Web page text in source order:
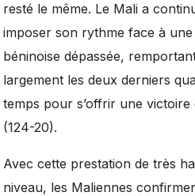
resté le même. Le Mali a
imposer son rythme face à une
béninoise dépassée,
largement les deux derniers
temps pour s’offrir une victoire
(124-20).
Avec cette prestation de très
niveau, les Maliennes